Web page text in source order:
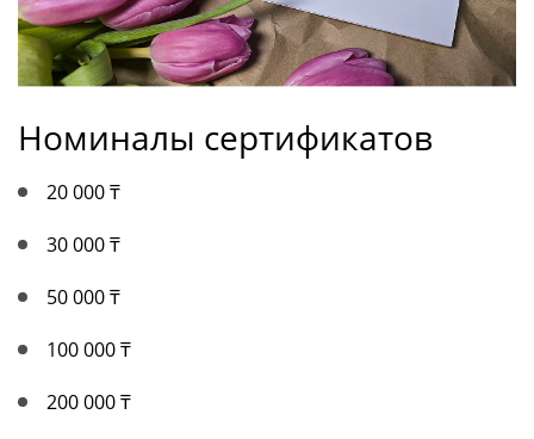
Номиналы сертификатов
20 000 ₸
30 000 ₸
50 000 ₸
100 000 ₸
200 000 ₸